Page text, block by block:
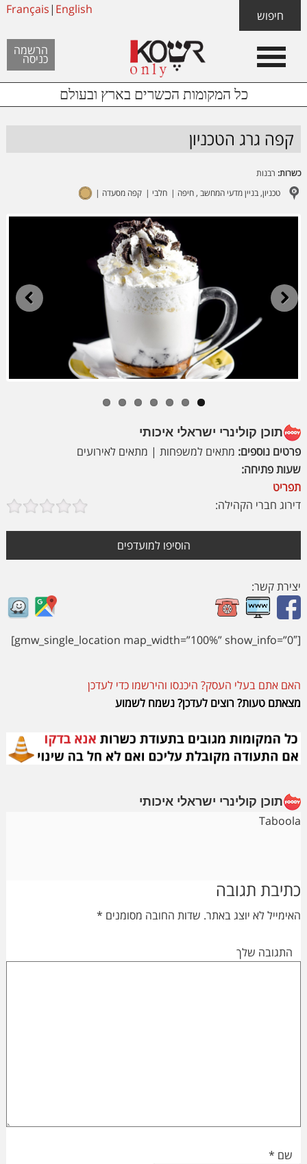
כל המקומות הכשרים בארץ ובעולם
Skip
links
content
footer
הרשמה
כניסה
Français| English חיפוש
Header
Left
קפה גרג הטכניון
כשרות: רבנות
טכניון, בניין מדעי המחשב , חיפה
חלבי קפה מסעדה
תוכן קולינרי ישראלי איכותי
פרטים נוספים: מתאים למשפחות | מתאים לאירועים
שעות פתיחה:
תפריט
דירוג חברי הקהילה:
הוסיפו למועדפים
יצירת קשר:
[gmw_single_location map_width=”100%” show_info=”0″]
האם אתם בעלי העסק? היכנסו והירשמו כדי לעדכן
מצאתם טעות? רוצים לעדכן? נשמח לשמוע
תוכן קולינרי ישראלי איכותי
Taboola
Reader
Interactions
כתיבת תגובה
האימייל לא יוצג באתר. שדות החובה מסומנים *
התגובה שלך
שם *